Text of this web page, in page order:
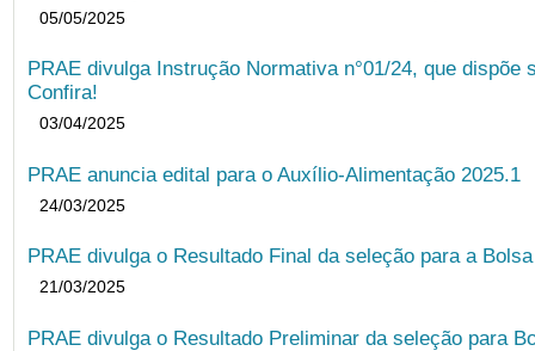
05/05/2025
PRAE divulga Instrução Normativa n°01/24, que
Confira!
03/04/2025
PRAE anuncia edital para o Auxílio-Alimentação 2025.1
24/03/2025
PRAE divulga o Resultado Final da seleção para a
21/03/2025
PRAE divulga o Resultado Preliminar da seleção para